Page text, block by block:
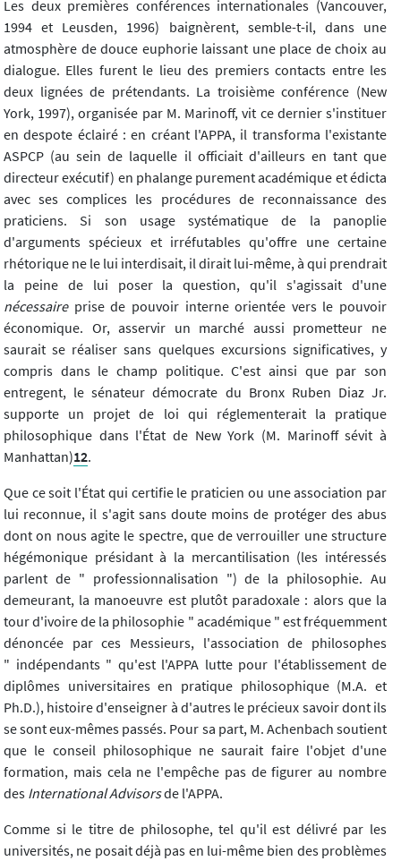
Les deux premières conférences internationales (Vancouver,
1994 et Leusden, 1996) baignèrent, semble-t-il, dans une
atmosphère de douce euphorie laissant une place de choix au
dialogue. Elles furent le lieu des premiers contacts entre les
deux lignées de prétendants. La troisième conférence (New
York, 1997), organisée par M. Marinoff, vit ce dernier s'instituer
en despote éclairé : en créant l'APPA, il transforma l'existante
ASPCP (au sein de laquelle il officiait d'ailleurs en tant que
directeur exécutif) en phalange purement académique et édicta
avec ses complices les procédures de reconnaissance des
praticiens. Si son usage systématique de la panoplie
d'arguments spécieux et irréfutables qu'offre une certaine
rhétorique ne le lui interdisait, il dirait lui-même, à qui prendrait
la peine de lui poser la question, qu'il s'agissait d'une
nécessaire prise de pouvoir interne orientée vers le pouvoir
économique. Or, asservir un marché aussi prometteur ne
saurait se réaliser sans quelques excursions significatives, y
compris dans le champ politique. C'est ainsi que par son
entregent, le sénateur démocrate du Bronx Ruben Diaz Jr.
supporte un projet de loi qui réglementerait la pratique
philosophique dans l'État de New York (M. Marinoff sévit à
Manhattan)12.
Que ce soit l'État qui certifie le praticien ou une association par
lui reconnue, il s'agit sans doute moins de protéger des abus
dont on nous agite le spectre, que de verrouiller une structure
hégémonique présidant à la mercantilisation (les intéressés
parlent de " professionnalisation ") de la philosophie. Au
demeurant, la manoeuvre est plutôt paradoxale : alors que la
tour d'ivoire de la philosophie " académique " est fréquemment
dénoncée par ces Messieurs, l'association de philosophes
" indépendants " qu'est l'APPA lutte pour l'établissement de
diplômes universitaires en pratique philosophique (M.A. et
Ph.D.), histoire d'enseigner à d'autres le précieux savoir dont ils
se sont eux-mêmes passés. Pour sa part, M. Achenbach soutient
que le conseil philosophique ne saurait faire l'objet d'une
formation, mais cela ne l'empêche pas de figurer au nombre
des International Advisorsde l'APPA.
Comme si le titre de philosophe, tel qu'il est délivré par les
universités, ne posait déjà pas en lui-même bien des problèmes